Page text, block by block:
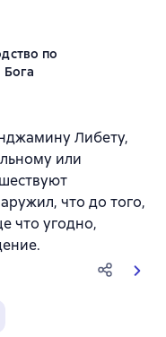
по
15 оценок
Либету,
или
что до того,
что угодно,